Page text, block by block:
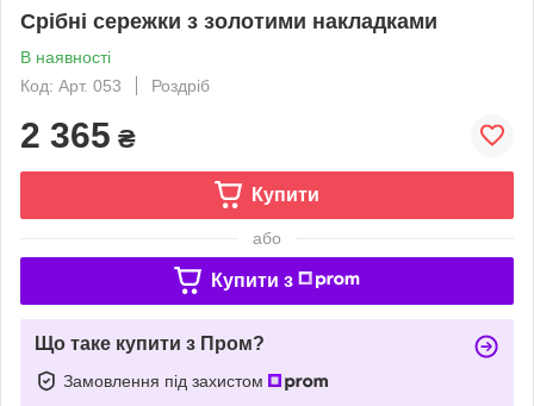
Срібні сережки з золотими накладками
В наявності
Код: Арт. 053
Роздріб
2 365 ₴
Купити
або
Купити з
Що таке купити з Пром?
Замовлення під захистом